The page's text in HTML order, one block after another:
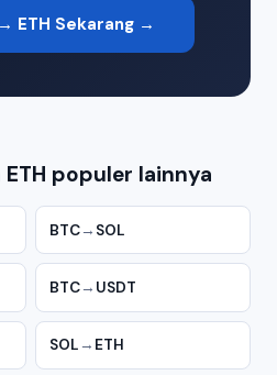
ETH Sekarang →
ETH populer lainnya
BTC→ SOL
BTC→ USDT
SOL → ETH